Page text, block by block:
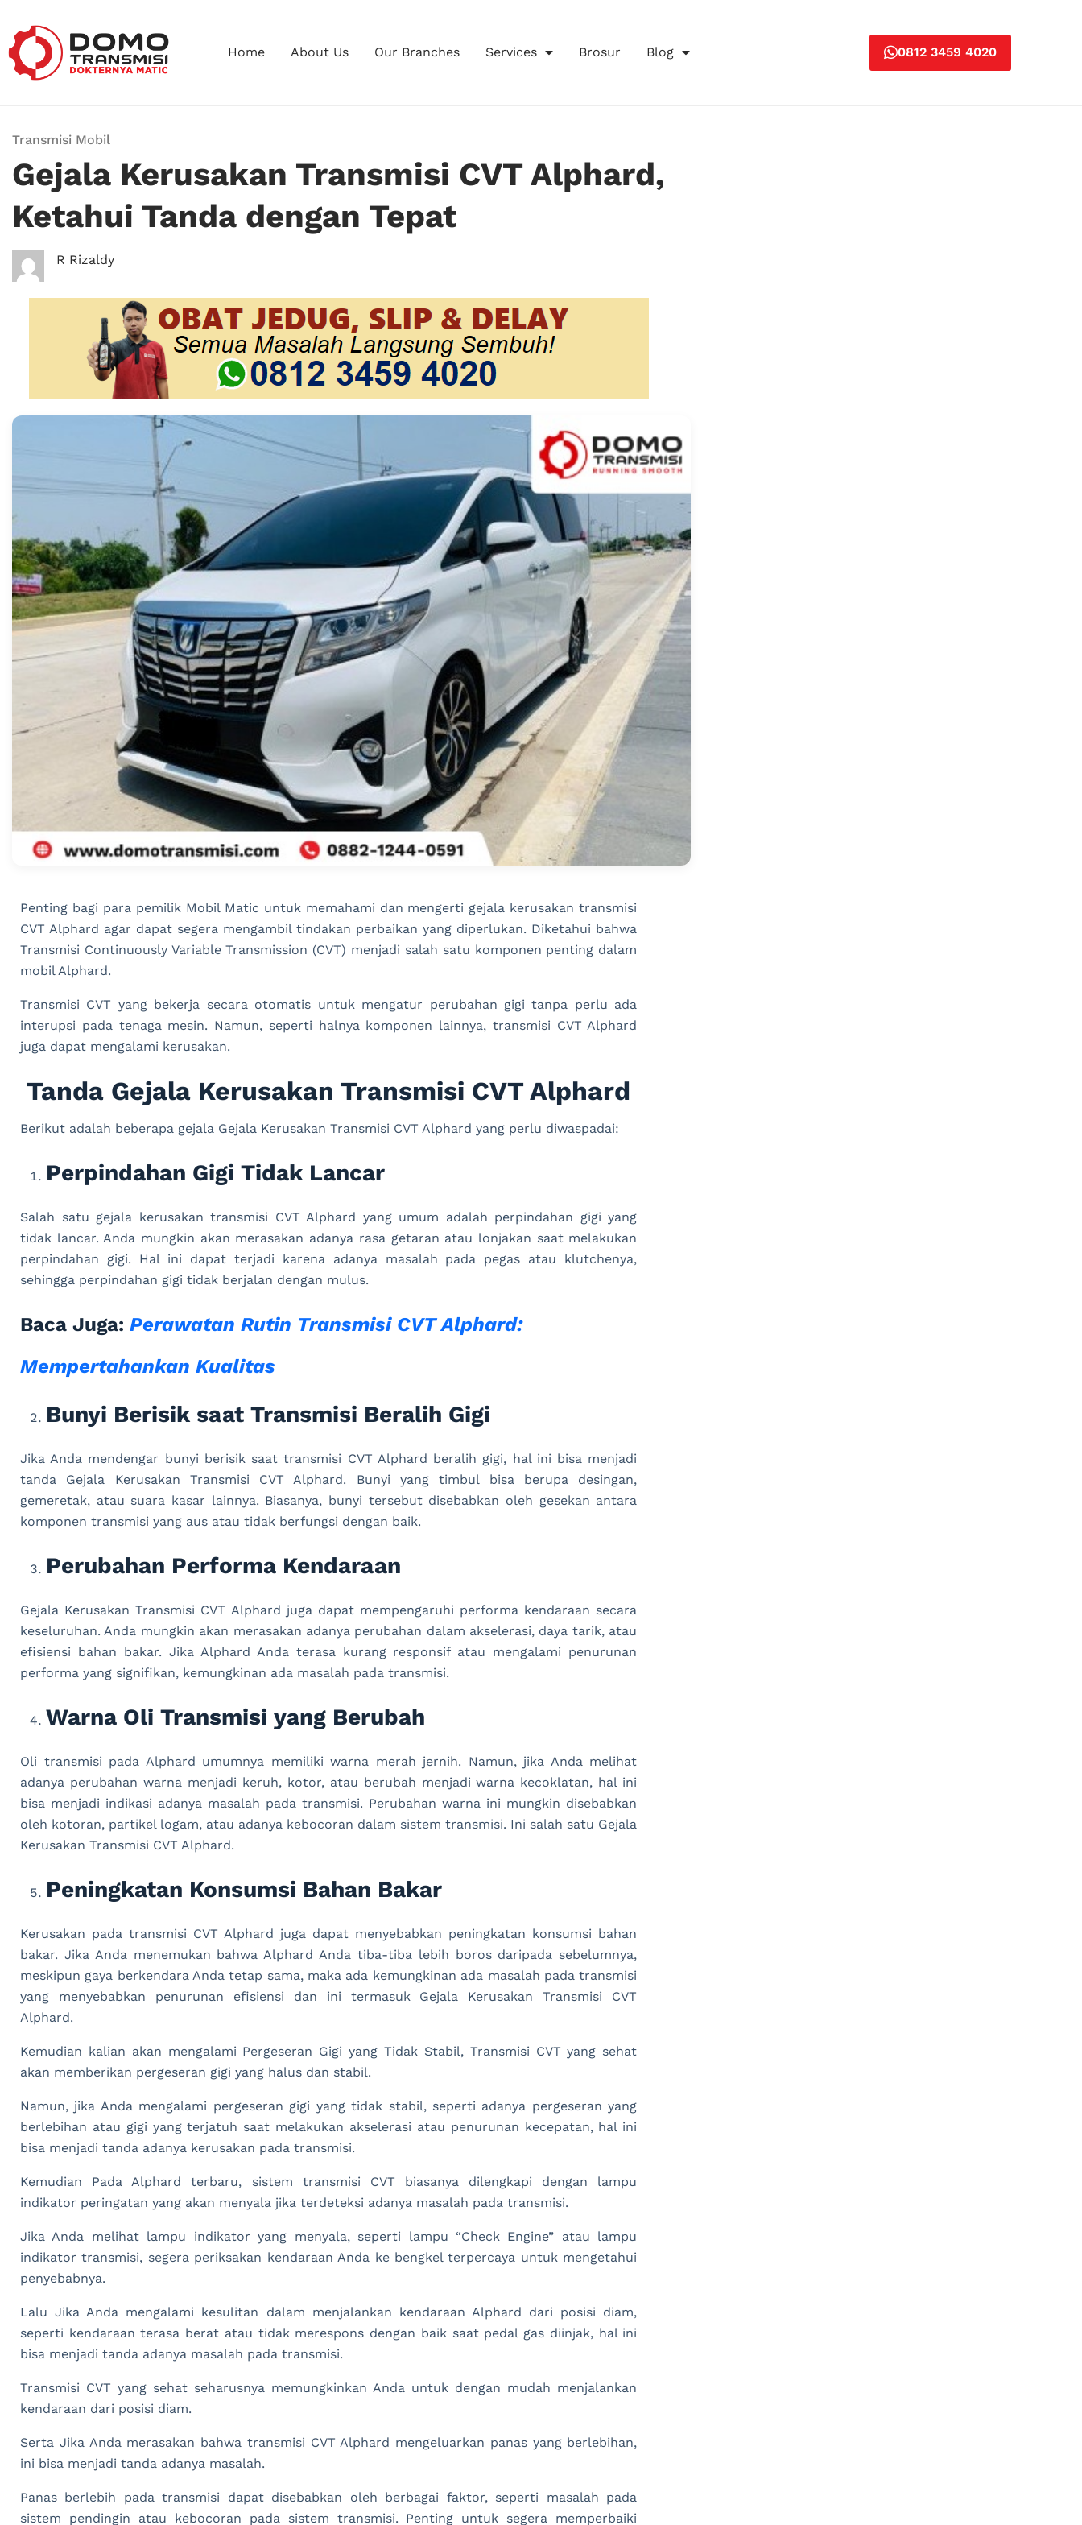
Home About Us Our Branches Services Brosur Blog 0812 3459 4020
Transmisi Mobil
Gejala Kerusakan Transmisi CVT Alphard,
Ketahui Tanda dengan Tepat
R Rizaldy
Penting bagi para pemilik Mobil Matic untuk memahami dan mengerti gejala kerusakan transmisi
CVT Alphard agar dapat segera mengambil tindakan perbaikan yang diperlukan. Diketahui bahwa
Transmisi Continuously Variable Transmission (CVT) menjadi salah satu komponen penting dalam
mobil Alphard.
Transmisi CVT yang bekerja secara otomatis untuk mengatur perubahan gigi tanpa perlu ada
interupsi pada tenaga mesin. Namun, seperti halnya komponen lainnya, transmisi CVT Alphard
juga dapat mengalami kerusakan.
Tanda Gejala Kerusakan Transmisi CVT Alphard
Berikut adalah beberapa gejala Gejala Kerusakan Transmisi CVT Alphard yang perlu diwaspadai:
Perpindahan Gigi Tidak Lancar
Salah satu gejala kerusakan transmisi CVT Alphard yang umum adalah perpindahan gigi yang
tidak lancar. Anda mungkin akan merasakan adanya rasa getaran atau lonjakan saat melakukan
perpindahan gigi. Hal ini dapat terjadi karena adanya masalah pada pegas atau klutchenya,
sehingga perpindahan gigi tidak berjalan dengan mulus.
Baca Juga: Perawatan Rutin Transmisi CVT Alphard:
Mempertahankan Kualitas
Bunyi Berisik saat Transmisi Beralih Gigi
Jika Anda mendengar bunyi berisik saat transmisi CVT Alphard beralih gigi, hal ini bisa menjadi
tanda Gejala Kerusakan Transmisi CVT Alphard. Bunyi yang timbul bisa berupa desingan,
gemeretak, atau suara kasar lainnya. Biasanya, bunyi tersebut disebabkan oleh gesekan antara
komponen transmisi yang aus atau tidak berfungsi dengan baik.
Perubahan Performa Kendaraan
Gejala Kerusakan Transmisi CVT Alphard juga dapat mempengaruhi performa kendaraan secara
keseluruhan. Anda mungkin akan merasakan adanya perubahan dalam akselerasi, daya tarik, atau
efisiensi bahan bakar. Jika Alphard Anda terasa kurang responsif atau mengalami penurunan
performa yang signifikan, kemungkinan ada masalah pada transmisi.
Warna Oli Transmisi yang Berubah
Oli transmisi pada Alphard umumnya memiliki warna merah jernih. Namun, jika Anda melihat
adanya perubahan warna menjadi keruh, kotor, atau berubah menjadi warna kecoklatan, hal ini
bisa menjadi indikasi adanya masalah pada transmisi. Perubahan warna ini mungkin disebabkan
oleh kotoran, partikel logam, atau adanya kebocoran dalam sistem transmisi. Ini salah satu Gejala
Kerusakan Transmisi CVT Alphard.
Peningkatan Konsumsi Bahan Bakar
Kerusakan pada transmisi CVT Alphard juga dapat menyebabkan peningkatan konsumsi bahan
bakar. Jika Anda menemukan bahwa Alphard Anda tiba-tiba lebih boros daripada sebelumnya,
meskipun gaya berkendara Anda tetap sama, maka ada kemungkinan ada masalah pada transmisi
yang menyebabkan penurunan efisiensi dan ini termasuk Gejala Kerusakan Transmisi CVT
Alphard.
Kemudian kalian akan mengalami Pergeseran Gigi yang Tidak Stabil, Transmisi CVT yang sehat
akan memberikan pergeseran gigi yang halus dan stabil.
Namun, jika Anda mengalami pergeseran gigi yang tidak stabil, seperti adanya pergeseran yang
berlebihan atau gigi yang terjatuh saat melakukan akselerasi atau penurunan kecepatan, hal ini
bisa menjadi tanda adanya kerusakan pada transmisi.
Kemudian Pada Alphard terbaru, sistem transmisi CVT biasanya dilengkapi dengan lampu
indikator peringatan yang akan menyala jika terdeteksi adanya masalah pada transmisi.
Jika Anda melihat lampu indikator yang menyala, seperti lampu “Check Engine” atau lampu
indikator transmisi, segera periksakan kendaraan Anda ke bengkel terpercaya untuk mengetahui
penyebabnya.
Lalu Jika Anda mengalami kesulitan dalam menjalankan kendaraan Alphard dari posisi diam,
seperti kendaraan terasa berat atau tidak merespons dengan baik saat pedal gas diinjak, hal ini
bisa menjadi tanda adanya masalah pada transmisi.
Transmisi CVT yang sehat seharusnya memungkinkan Anda untuk dengan mudah menjalankan
kendaraan dari posisi diam.
Serta Jika Anda merasakan bahwa transmisi CVT Alphard mengeluarkan panas yang berlebihan,
ini bisa menjadi tanda adanya masalah.
Panas berlebih pada transmisi dapat disebabkan oleh berbagai faktor, seperti masalah pada
sistem pendingin atau kebocoran pada sistem transmisi. Penting untuk segera memperbaiki